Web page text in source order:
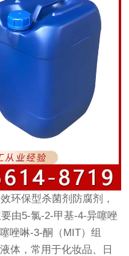
环保型杀菌剂防腐剂，
由5-氯-2-甲基-4-异噻唑
唑啉-3-酮（MIT）组
体，常用于化妆品、日